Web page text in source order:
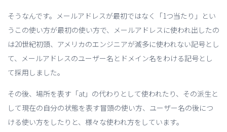
そうなんです。メールアドレスが最初ではなく「1つ当たり」とい
うこの使い方が最初の使い方で、メールアドレスに使われ出したの
は20世紀初頭、アメリカのエンジニアが滅多に使われない記号とし
て、メールアドレスのユーザー名とドメイン名をわける記号とし
て採用しました。
その後、場所を表す「at」の代わりとして使われたり、その派生と
して現在の自分の状態を表す冒頭の使い方、ユーザー名の後につ
ける使い方をしたりと、様々な使われ方をしています。